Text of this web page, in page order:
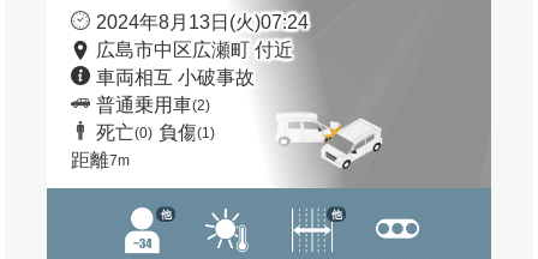
2024年8月13日(火)07:24
広島市中区広瀬町 付近
車両相互 小破事故
普通乗用車(2)
死亡(0) 負傷(1)
距離7m
他 他